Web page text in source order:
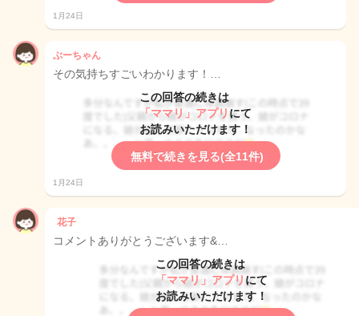
1月24日
ぶーちゃん
その気持ちすごいわかります！…
この回答の続きは
「ママリ」アプリ にて
お読みいただけます！
無料で続きを見る(全11件)
1月24日
花子
コメントありがとうございます&…
この回答の続きは
「ママリ」アプリ にて
お読みいただけます！